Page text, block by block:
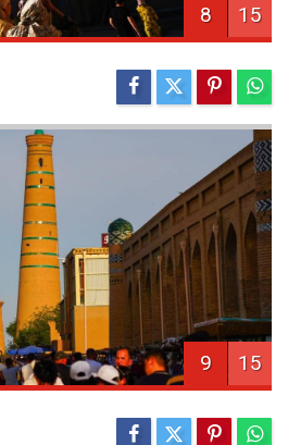
8 15
9 15